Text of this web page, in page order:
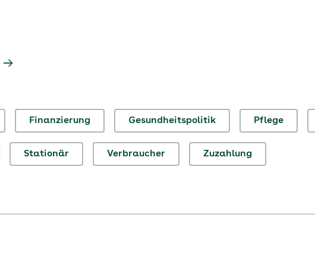
Finanzierung Gesundheitspolitik Pflege
Stationär Verbraucher Zuzahlung